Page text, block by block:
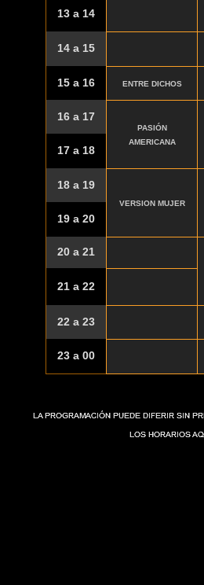
13 a 14
14 a 15
15 a 16 ENTRE DICHOS
16 a 17
PASIÓN
AMERICANA
17 a 18
18 a 19
VERSION MUJER
19 a 20
20 a 21
21 a 22
22 a 23
23 a 00